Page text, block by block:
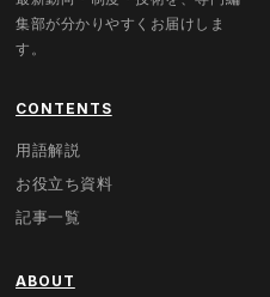
集部が分かりやすくお届けしま
す。
CONTENTS
用語解説
お役立ち資料
記事一覧
ABOUT